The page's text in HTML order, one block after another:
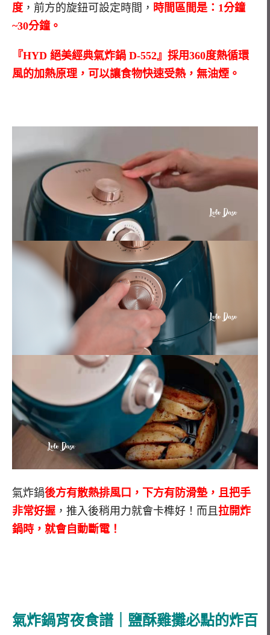
度 ，前方的旋鈕可設定時間， 時間區間是：1分鐘
~30分鐘。
『HYD 絕美經典氣炸鍋 D-552』採用360度熱循環
風的加熱原理，可以讓食物快速受熱，無油煙。
氣炸鍋後方有散熱排風口，下方有防滑墊，且把手
非常好握 ，推入後稍用力就會卡榫好！而且 拉開炸
鍋時，就會自動斷電！
氣炸鍋宵夜食譜｜鹽酥雞攤必點的炸百